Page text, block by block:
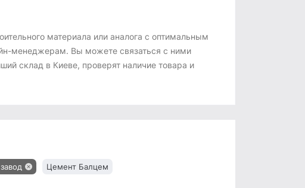
материала или аналога с оптимальным
менеджерам. Вы можете связаться с ними
склад в Киеве, проверят наличие товара и
Цемент Балцем